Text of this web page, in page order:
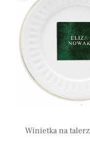
Winietka na